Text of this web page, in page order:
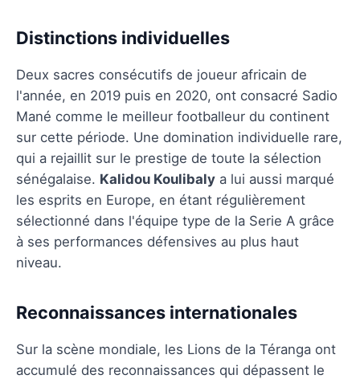
Distinctions individuelles
Deux sacres consécutifs de joueur africain de
l'année, en 2019 puis en 2020, ont consacré Sadio
Mané comme le meilleur footballeur du continent
sur cette période. Une domination individuelle rare,
qui a rejaillit sur le prestige de toute la sélection
sénégalaise. Kalidou Koulibaly a lui aussi marqué
les esprits en Europe, en étant régulièrement
sélectionné dans l'équipe type de la Serie A grâce
à ses performances défensives au plus haut
niveau.
Reconnaissances internationales
Sur la scène mondiale, les Lions de la Téranga ont
accumulé des reconnaissances qui dépassent le